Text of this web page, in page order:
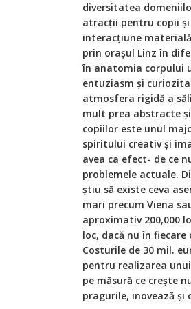
diversitatea
atracții pentru copii
interacțiune
prin orașul Linz în
în anatomia corpului
entuziasm și
atmosfera rigidă a
mult prea abstracte
copiilor este unul
spiritului creativ și
avea ca efect- de ce
problemele actuale.
știu să existe ceva
mari precum Viena
aproximativ 200,000
loc, dacă nu în
Costurile de 30 mil.
pentru realizarea
pe măsură ce crește
pragurile, inovează și